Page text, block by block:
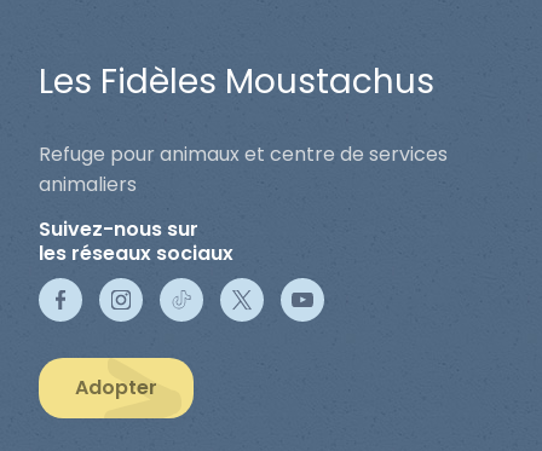
Les Fidèles Moustachus
Refuge pour animaux et centre de services
animaliers
Suivez-nous sur
les réseaux sociaux
Adopter